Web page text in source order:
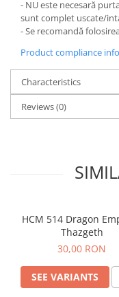
- NU este necesară
sunt complet uscate/
- Se recomandă
Product compliance
Characteristics
Reviews(0)
HCM 514 Dragon
Thazgeth
30,00 RON
SEE VARIANTS